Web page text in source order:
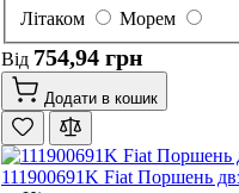
Літаком
Морем
Від 754,94 грн
Додати в кошик
111900691K Fiat Поршень